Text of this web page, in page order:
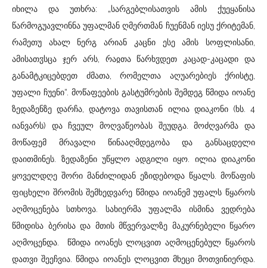
იხილა და უთხრა: „სარგებლისათვის ამის ქუეყანისა
წარმოგუავლინნა უფალმან ღმერთმან ჩუენმან იესუ ქრიტემან,
რამეთუ ახალ ნერგ არიან კაცნი ესე ამის სოფლისანი,
ამისათჳსცა ჯერ არს, რაჲთა წარხჳდეთ კაცად-კაცადი და
განამტკიცებდეთ ძმათა, რომელთა აღუარებიეს ქრისტე,
უფალი ჩუენი“. მოწაფეების გასტუმრების შემდეგ წმიდა იოანე
ზედაზენზე დარჩა, დატოვა თავისთან ილია დიაკონი (ხს. 4
იანვარს) და ჩვეულ მოღვაწეობას შეუდგა. მოძღვარმა და
მოწაფემ მრავალი წინააღმდეგობა და განსაცდელი
დაითმინეს. ზედაზენი უწყლო ადგილი იყო. ილია დიაკონი
ყოველდღე შორი მანძილიდან ეზიდებოდა წყალს. მოწაფის
ფიცხელი შრომის შემხედვარე წმიდა იოანემ უფალს წყაროს
აღმოცენება სთხოვა. სახიერმა უფალმა ისმინა ვედრება
წმიდისა ბერისა და მთის მწვერვალზე მაკურნებელი წყარო
აღმოცენდა. წმიდა იოანეს ლოცვით აღმოცენებულ წყაროს
დათვი შეეჩვია. წმიდა იოანეს ლოცვით მხეცი მოთვინიერდა.